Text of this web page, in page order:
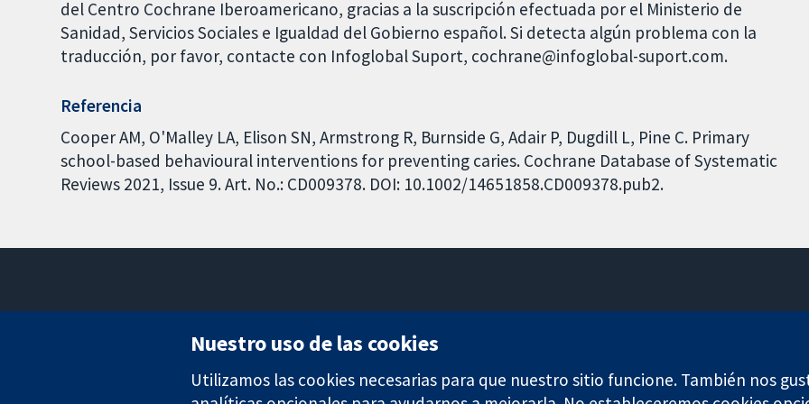
del Centro Cochrane Iberoamericano, gracias a la suscripción efectuada por el Ministerio de
Sanidad, Servicios Sociales e Igualdad del Gobierno español. Si detecta algún problema con la
traducción, por favor, contacte con Infoglobal Suport, cochrane@infoglobal-suport.com.
Referencia
Cooper AM, O'Malley LA, Elison SN, Armstrong R, Burnside G, Adair P, Dugdill L, Pine C. Primary
school-based behavioural interventions for preventing caries. Cochrane Database of Systematic
Reviews 2021, Issue 9. Art. No.: CD009378. DOI: 10.1002/14651858.CD009378.pub2.
Londres
Reino Unido
Nuestro uso de las cookies
Utilizamos las cookies necesarias para que nuestro sitio funcione. También nos